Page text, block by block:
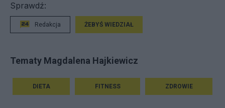
Sprawdź:
Redakcja ŻEBYŚ WIEDZIAŁ
Tematy Magdalena Hajkiewicz
DIETA FITNESS ZDROWIE